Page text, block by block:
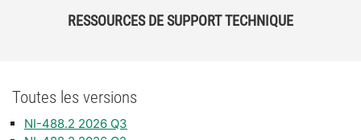
RESSOURCES DE SUPPORT TECHNIQUE
Toutes les versions
NI-488.2 2026 Q3